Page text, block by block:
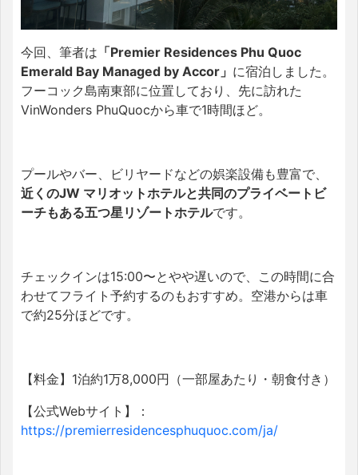
今回、筆者は 「Premier Residences Phu Quoc
Emerald Bay Managed by Accor 」 に宿泊しました。
フーコック島南東部に位置しており、先に訪れた
VinWonders PhuQuocから車で1時間ほど。
プールやバー、ビリヤードなどの娯楽設備も豊富で、
近くのJW マリオットホテルと共同のプライベートビ
ーチもある五つ星リゾートホテルです。
チェックインは15:00〜とやや遅いので、この時間に合
わせてフライト予約するのもおすすめ。空港からは車
で約25分ほどです。
【料金】1泊約1万8,000円（一部屋あたり・朝食付き）
【公式Webサイト】：
https://premierresidencesphuquoc.com/ja/